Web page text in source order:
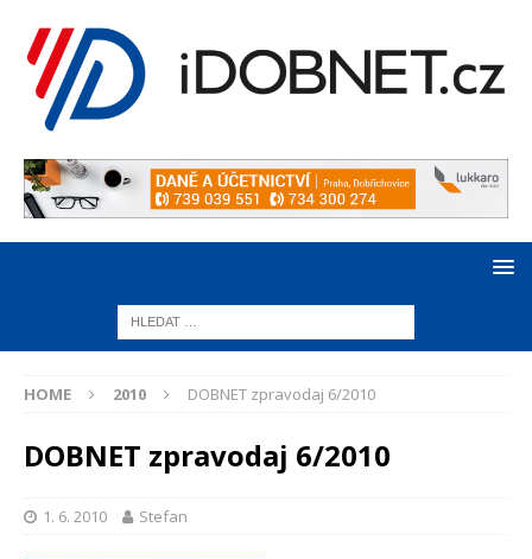
HOME 2010 DOBNET zpravodaj 6/2010
DOBNET zpravodaj 6/2010
1. 6. 2010 Stefan